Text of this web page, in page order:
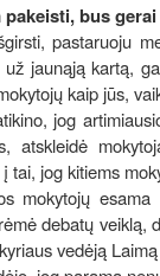
pakeisti, bus gerai
pastaruoju
jaunąją kartą,
kaip jūs,
jog
atskleidė
tai, jog kitiems
mokytojų
debatų veiklą,
vedėją